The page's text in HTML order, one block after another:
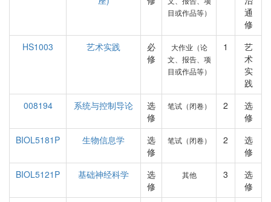
目或作品等）
通
修
HS1003
艺术实践
必
修
大作业（论
文、报告、项
目或作品等）
1
艺
术
实
践
008194
系统与控制导论
选
修
笔试（闭卷） 2
选
修
BIOL5181P
生物信息学
选
修
笔试（闭卷） 2
选
修
BIOL5121P
基础神经科学
选
修
其他 3
选
修